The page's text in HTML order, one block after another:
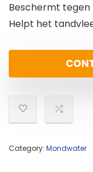
Beschermt
Helpt het
Category: Mondwater